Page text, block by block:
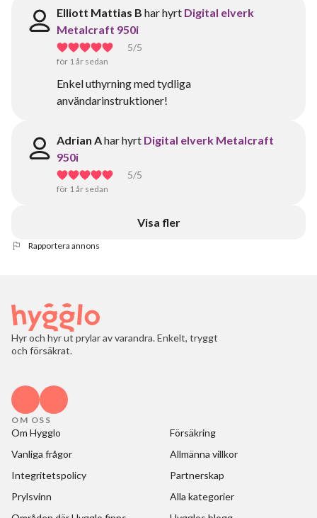
Elliott Mattias B har hyrt Digital elverk
Metalcraft 950i
5/5
för 1 år sedan
Enkel uthyrning med tydliga
användarinstruktioner!
Adrian Ahar hyrt Digital elverk Metalcraft
950i
5/5
för 1 år sedan
Visa fler
Rapportera annons
Hyr och hyr ut prylar av varandra. Enkelt, tryggt
och försäkrat.
OM OSS
Om Hygglo
Försäkring
Vanliga frågor
Allmänna villkor
Integritetspolicy
Partnerskap
Prylsvinn
Alla kategorier